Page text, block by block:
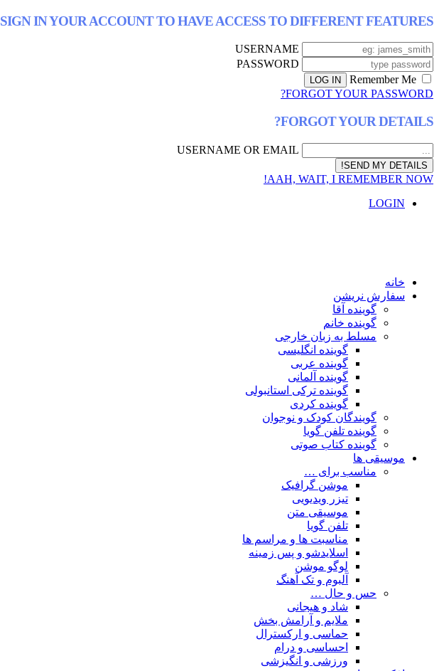
SIGN IN YOUR ACCOUNT TO HAVE ACCESS TO DIFFERENT FEATURES
USERNAME
PASSWORD
FORGOT YOUR PASSWORD?
FORGOT YOUR DETAILS?
USERNAME OR EMAIL
AAH, WAIT, I REMEMBER NOW!
LOGIN
خانه
سفارش نریشن
گوینده آقا
گوینده خانم
مسلط به زبان خارجی
گوینده انگلیسی
گوینده عربی
گوینده آلمانی
گوینده ترکی استانبولی
گوینده کردی
گویندگان کودک و نوجوان
گوینده تلفن گویا
گوینده کتاب صوتی
موسیقی ها
مناسب برای …
موشن گرافیک
تیزر ویدیویی
موسیقی متن
تلفن گویا
مناسبت ها و مراسم ها
اسلایدشو و پس زمینه
لوگو موشن
آلبوم و تک آهنگ
حس و حال …
شاد و هیجانی
ملایم و آرامش بخش
حماسی و ارکسترال
احساسی و درام
ورزشی و انگیزشی